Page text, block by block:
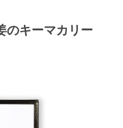
のキーマカリー